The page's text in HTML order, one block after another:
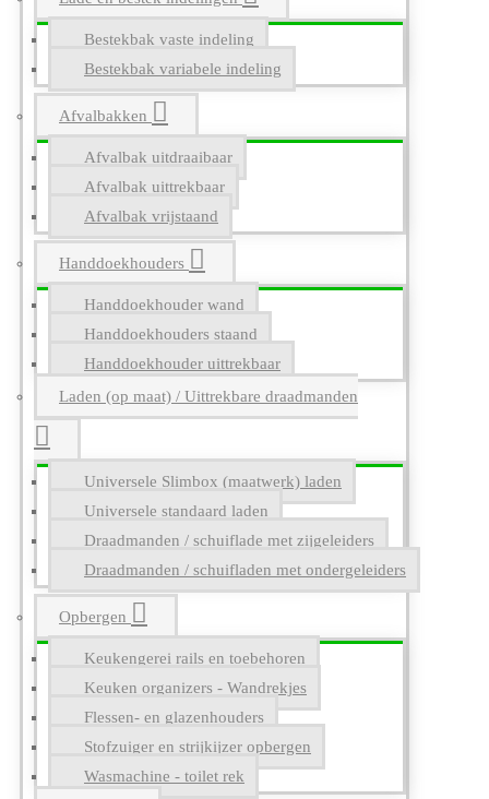
Bestekbak vaste indeling
Bestekbak variabele indeling
Afvalbakken
Afvalbak uitdraaibaar
Afvalbak uittrekbaar
Afvalbak vrijstaand
Handdoekhouders
Handdoekhouder wand
Handdoekhouders staand
Handdoekhouder uittrekbaar
Laden (op maat) / Uittrekbare draadmanden
Universele Slimbox (maatwerk) laden
Universele standaard laden
Draadmanden / schuiflade met zijgeleiders
Draadmanden / schuifladen met ondergeleiders
Opbergen
Keukengerei rails en toebehoren
Keuken organizers - Wandrekjes
Flessen- en glazenhouders
Stofzuiger en strijkijzer opbergen
Wasmachine - toilet rek